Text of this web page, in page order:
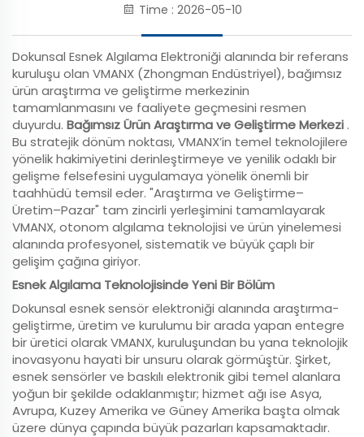
Time : 2026-05-10
Dokunsal Esnek Algılama Elektroniği alanında bir referans
kuruluşu olan VMANX (Zhongman Endüstriyel), bağımsız
ürün araştırma ve geliştirme merkezinin
tamamlanmasını ve faaliyete geçmesini resmen
duyurdu. Bağımsız Ürün Araştırma ve Geliştirme Merkezi .
Bu stratejik dönüm noktası, VMANX’in temel teknolojilere
yönelik hakimiyetini derinleştirmeye ve yenilik odaklı bir
gelişme felsefesini uygulamaya yönelik önemli bir
taahhüdü temsil eder. "Araştırma ve Geliştirme–
Üretim–Pazar" tam zincirli yerleşimini tamamlayarak
VMANX, otonom algılama teknolojisi ve ürün yinelemesi
alanında profesyonel, sistematik ve büyük çaplı bir
gelişim çağına giriyor.
Esnek Algılama Teknolojisinde Yeni Bir Bölüm
Dokunsal esnek sensör elektroniği alanında araştırma-
geliştirme, üretim ve kurulumu bir arada yapan entegre
bir üretici olarak VMANX, kuruluşundan bu yana teknolojik
inovasyonu hayati bir unsuru olarak görmüştür. Şirket,
esnek sensörler ve baskılı elektronik gibi temel alanlara
yoğun bir şekilde odaklanmıştır; hizmet ağı ise Asya,
Avrupa, Kuzey Amerika ve Güney Amerika başta olmak
üzere dünya çapında büyük pazarları kapsamaktadır.